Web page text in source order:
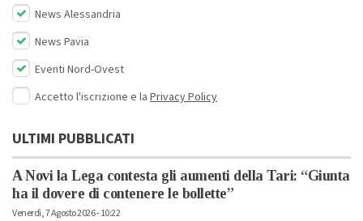
News Alessandria
News Pavia
Eventi Nord-Ovest
Accetto l'iscrizione e la Privacy Policy
ULTIMI PUBBLICATI
A Novi la Lega contesta gli aumenti della Tari: “Giunta
ha il dovere di contenere le bollette”
Venerdì, 7 Agosto 2026 - 10:22